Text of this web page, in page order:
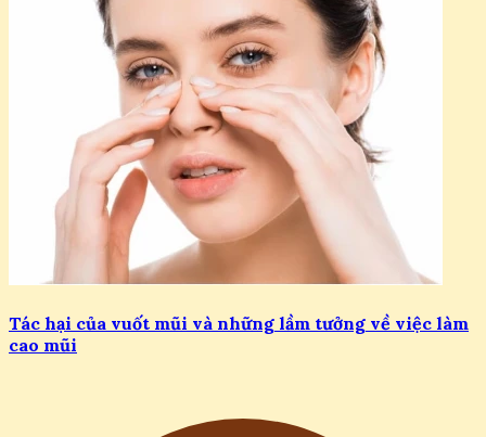
Tác hại của vuốt mũi và những lầm tưởng về việc làm
cao mũi